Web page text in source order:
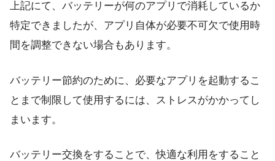
上記にて、バッテリーが何のアプリで消耗しているか
特定できましたが、アプリ自体が必要不可欠で使用時
間を調整できない場合もあります。
バッテリー節約のために、必要なアプリを起動するこ
とまで制限して使用するには、ストレスがかかってし
まいます。
バッテリー交換をすることで、快適な利用をすること